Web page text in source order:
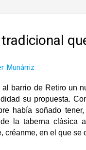
Munárriz
barrio de Retiro un
su propuesta.
había soñado
la taberna clásica
créanme, en el que se